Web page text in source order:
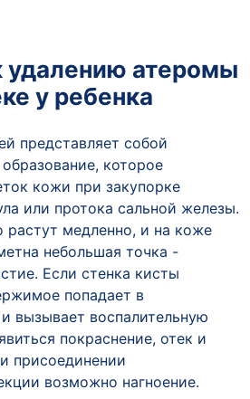
удалению атеромы
у ребенка
представляет собой
которое
кожи при закупорке
или протока сальной железы.
растут медленно, и на коже
небольшая точка -
Если стенка кисты
попадает в
вызывает воспалительную
покраснение, отек и
присоединении
возможно нагноение.